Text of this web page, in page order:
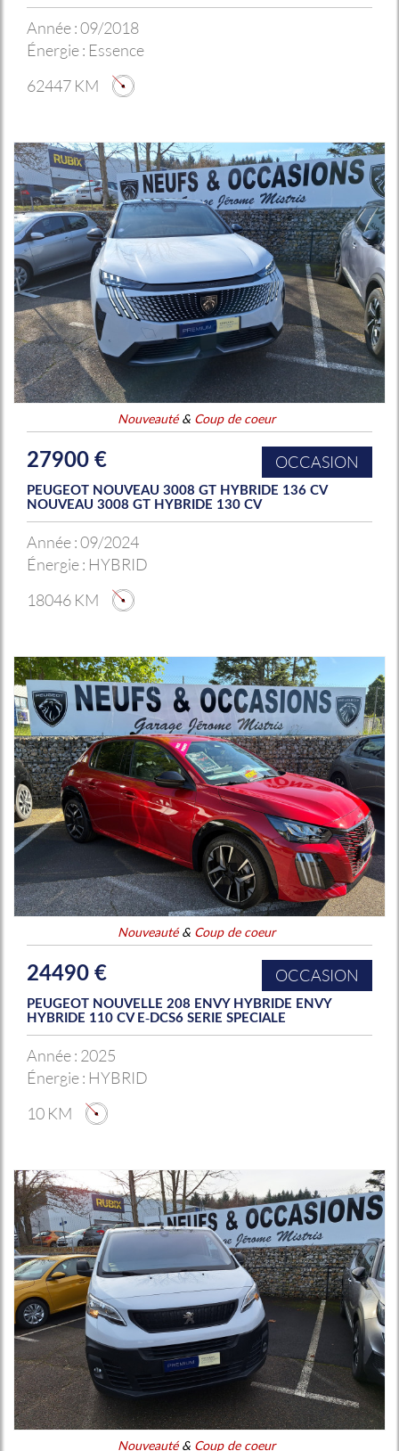
Année :09/2018
Énergie : Essence
62447 KM
Nouveauté& Coup de coeur
27900 € OCCASION
PEUGEOT NOUVEAU 3008 GT HYBRIDE 136 CV
NOUVEAU 3008 GT HYBRIDE 130 CV
Année :09/2024
Énergie : HYBRID
18046 KM
Nouveauté& Coup de coeur
24490 € OCCASION
PEUGEOT NOUVELLE 208 ENVY HYBRIDE ENVY
HYBRIDE 110 CV E-DCS6 SERIE SPECIALE
Année : 2025
Énergie : HYBRID
10 KM
Nouveauté& Coup de coeur